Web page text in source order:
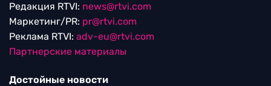
Редакция RTVI: news@rtvi.com
Маркетинг/PR: pr@rtvi.com
Реклама RTVI: adv-eu@rtvi.com
Партнерские материалы
Достойные новости